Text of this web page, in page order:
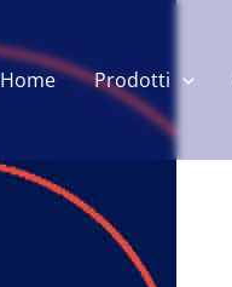
Home Prodotti